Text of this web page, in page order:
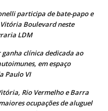
participa de bate-papo e
Boulevard neste
LDM
clínica dedicada ao
em espaço
Paulo VI
Rio Vermelho e Barra
ocupações de aluguel